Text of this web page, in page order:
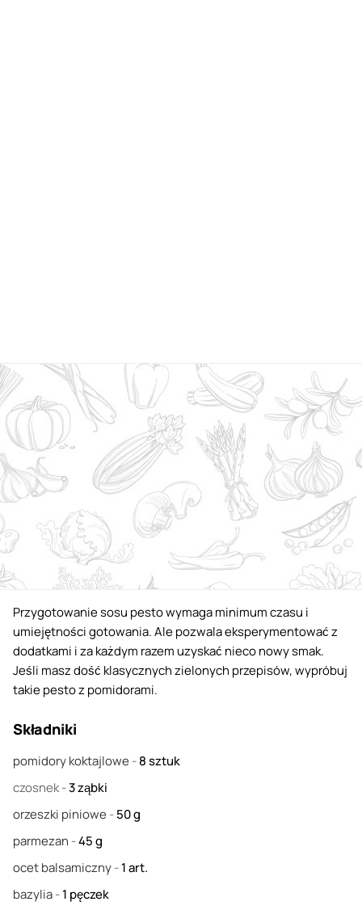
Przygotowanie sosu pesto wymaga minimum czasu i
umiejętności gotowania. Ale pozwala eksperymentować z
dodatkami i za każdym razem uzyskać nieco nowy smak.
Jeśli masz dość klasycznych zielonych przepisów, wypróbuj
takie pesto z pomidorami.
Składniki
pomidory koktajlowe -8sztuk
czosnek-3ząbki
orzeszki piniowe -50g
parmezan -45g
ocet balsamiczny-1art.
bazylia-1 pęczek